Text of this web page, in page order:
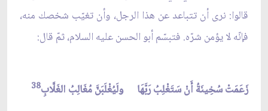
قالوا: نرى أن تتباعد عن هذا الرجل، وأن تغيّب شخصك منه،
فإنّه لا يؤمن شرّه. فتبسّم أبو الحسن عليه السلام، ثمّ قال:
زَعَمَتْ سُخِينَةُ أَنْ سَتَغْلِبُ رَبَّهَا ولَيُغْلَبَنَّ مُغَالِبُ الغَلَّابِ38